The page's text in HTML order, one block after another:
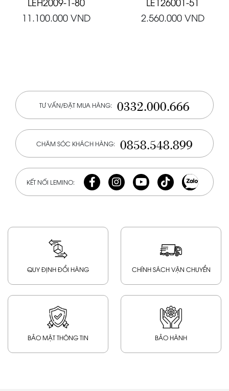
11.100.000 VND
2.560.000 VND
TƯ VẤN/ĐẶT MUA HÀNG: 0332.000.666
CHĂM SÓC KHÁCH HÀNG: 0858.548.899
KẾT NỐI LEMINO:
QUY ĐỊNH ĐỔI HÀNG CHÍNH SÁCH VẬN CHUYỂN
BẢO MẬT THÔNG TIN BẢO HÀNH